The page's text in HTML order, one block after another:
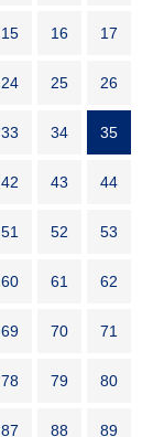
15 16 17
24 25 26
33 34 35
42 43 44
51 52 53
60 61 62
69 70 71
78 79 80
87 88 89